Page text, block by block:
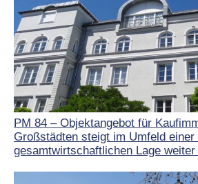
PM 84 – Objektangebot für
Großstädten steigt im Umfeld
gesamtwirtschaftlichen Lage weiter